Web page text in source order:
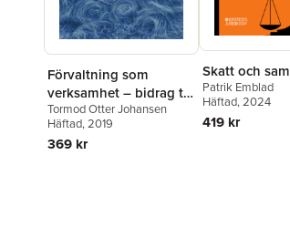
Förvaltning som
verksamhet – bidrag till
offentligrättens
allmänna läror
Tormod Otter Johansen
Häftad, 2019
369 kr
Skatt och
Patrik Emblad
Häftad, 2024
419 kr